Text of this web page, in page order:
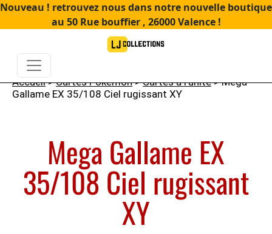
Nouveau ! retrouvez nous dans notre nouvelle boutique
au 50 Rue bouffier , 26000 Valence !
Accueil>Cartes Pokémon>Cartes à l'unité> Mega
Gallame EX 35/108 Ciel rugissant XY
Mega Gallame EX
35/108 Ciel rugissant
XY